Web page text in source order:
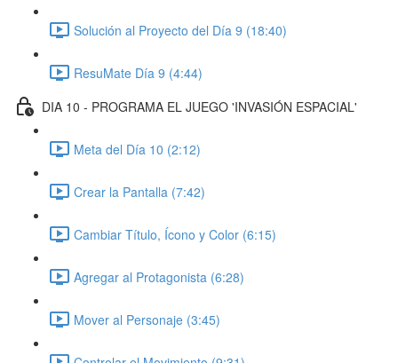
Solución al Proyecto del Día 9 (18:40)
ResuMate Día 9 (4:44)
DIA 10 - PROGRAMA EL JUEGO 'INVASIÓN ESPACIAL'
Meta del Día 10 (2:12)
Crear la Pantalla (7:42)
Cambiar Título, Ícono y Color (6:15)
Agregar al Protagonista (6:28)
Mover al Personaje (3:45)